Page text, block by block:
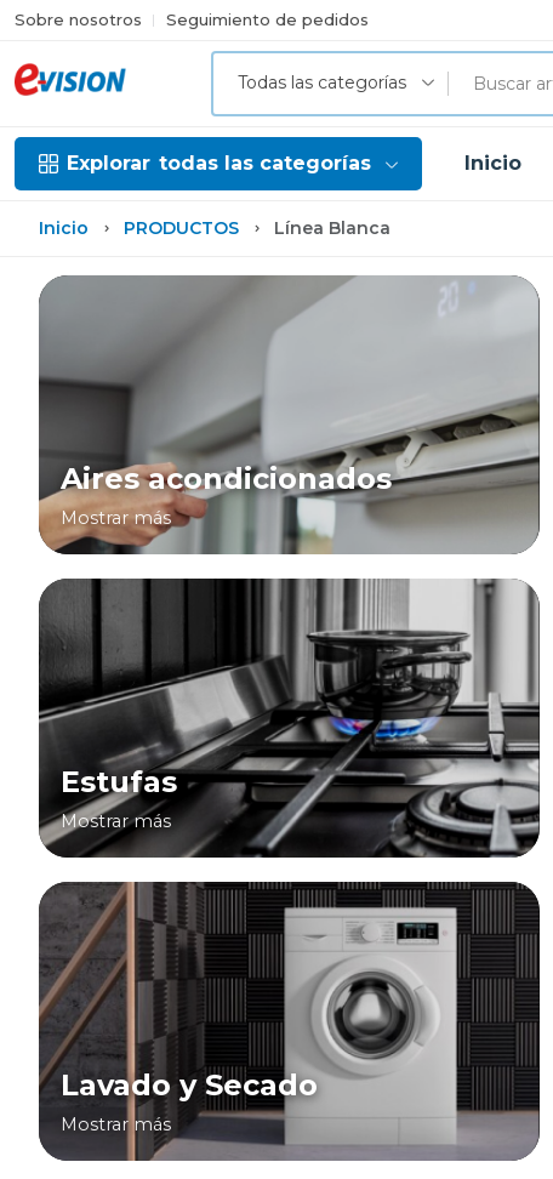
Sobre nosotros Seguimiento de pedidos
Todas las categorías
Explorar todas las categorías Inicio
Inicio PRODUCTOS Línea Blanca
Aires acondicionados
Mostrar más
Estufas
Mostrar más
Lavado y Secado
Mostrar más